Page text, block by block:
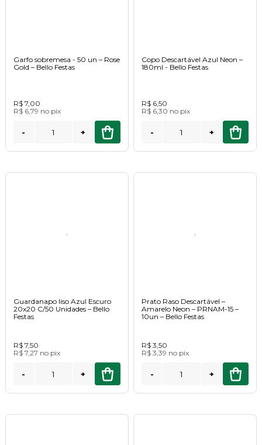
Garfo sobremesa - 50 un – Rose
Gold – Bello Festas
R$ 7,00
R$ 6,79 no pix
- +
Copo Descartável Azul Neon –
180ml - Bello Festas
R$ 6,50
R$ 6,30 no pix
- +
Guardanapo liso Azul Escuro
20x20 C/50 Unidades – Bello
Festas
R$ 7,50
R$ 7,27 no pix
- +
Prato Raso Descartável –
Amarelo Neon – PRNAM-15 –
10un – Bello Festas
R$ 3,50
R$ 3,39 no pix
- +